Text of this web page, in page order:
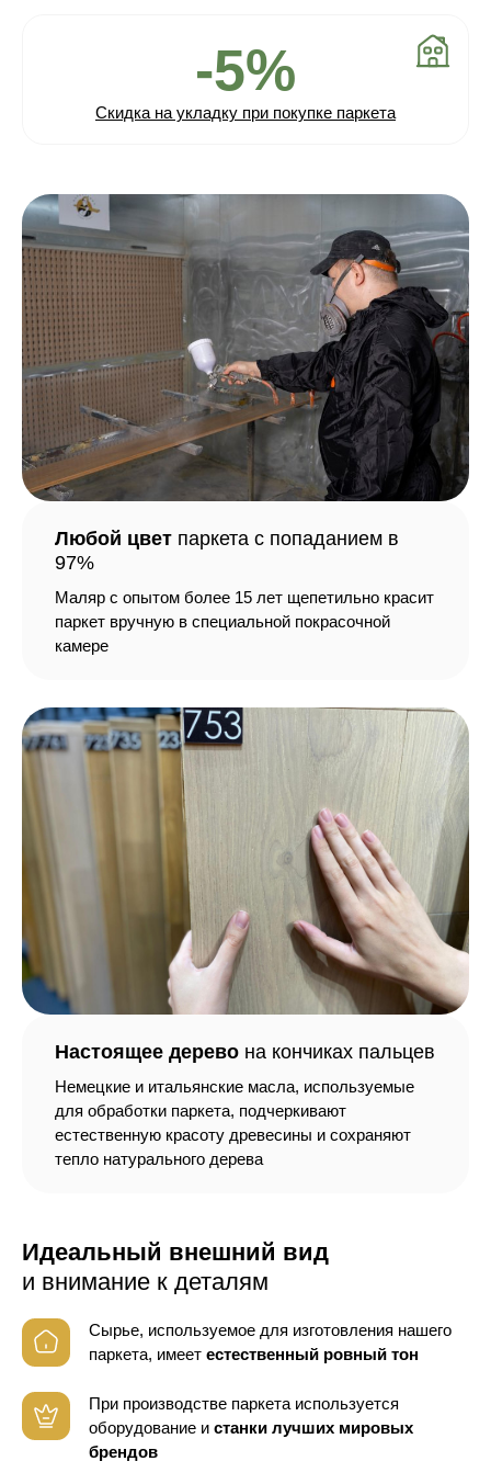
-5%
Скидка на укладку при покупке паркета
Любой цвет паркета с попаданием в
97%
Маляр с опытом более 15 лет щепетильно красит
паркет вручную в специальной покрасочной
камере
Настоящее дерево на кончиках пальцев
Немецкие и итальянские масла, используемые
для обработки паркета, подчеркивают
естественную красоту древесины и сохраняют
тепло натурального дерева
Идеальный внешний вид
и внимание к деталям
Сырье, используемое для изготовления нашего
паркета, имеет естественный ровный тон
При производстве паркета используется
оборудование и станки лучших мировых
брендов